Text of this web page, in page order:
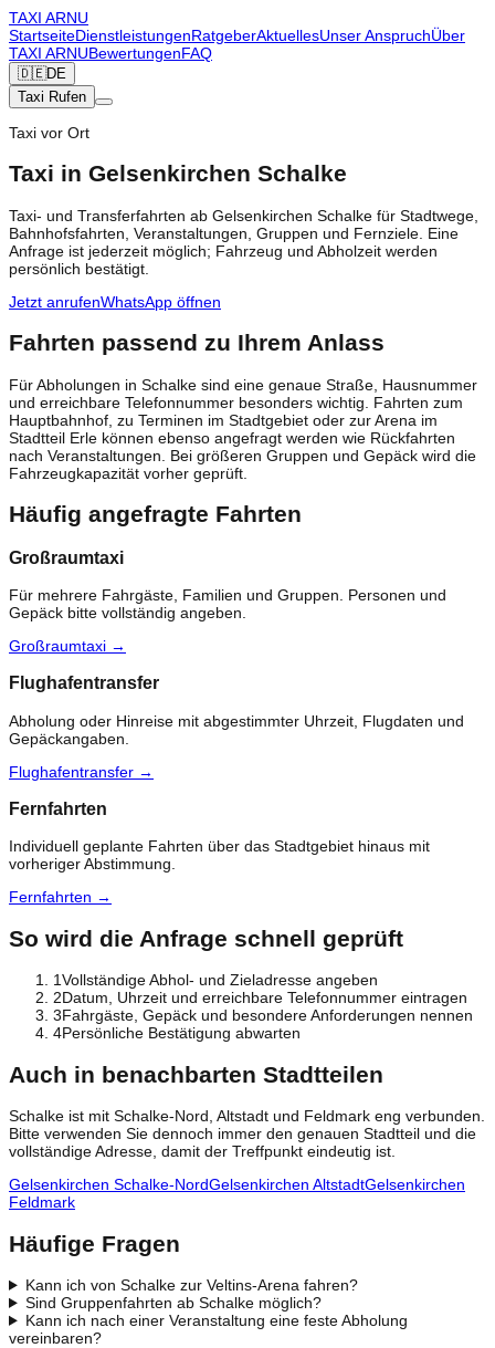
TAXI ARNU
StartseiteDienstleistungenRatgeberAktuellesUnser AnspruchÜber
TAXI ARNUBewertungenFAQ
🇩🇪DE
Taxi Rufen
Taxi vor Ort
Taxi in Gelsenkirchen Schalke
Taxi- und Transferfahrten ab Gelsenkirchen Schalke für Stadtwege,
Bahnhofsfahrten, Veranstaltungen, Gruppen und Fernziele. Eine
Anfrage ist jederzeit möglich; Fahrzeug und Abholzeit werden
persönlich bestätigt.
Jetzt anrufenWhatsApp öffnen
Fahrten passend zu Ihrem Anlass
Für Abholungen in Schalke sind eine genaue Straße, Hausnummer
und erreichbare Telefonnummer besonders wichtig. Fahrten zum
Hauptbahnhof, zu Terminen im Stadtgebiet oder zur Arena im
Stadtteil Erle können ebenso angefragt werden wie Rückfahrten
nach Veranstaltungen. Bei größeren Gruppen und Gepäck wird die
Fahrzeugkapazität vorher geprüft.
Häufig angefragte Fahrten
Großraumtaxi
Für mehrere Fahrgäste, Familien und Gruppen. Personen und
Gepäck bitte vollständig angeben.
Großraumtaxi →
Flughafentransfer
Abholung oder Hinreise mit abgestimmter Uhrzeit, Flugdaten und
Gepäckangaben.
Flughafentransfer →
Fernfahrten
Individuell geplante Fahrten über das Stadtgebiet hinaus mit
vorheriger Abstimmung.
Fernfahrten →
So wird die Anfrage schnell geprüft
1Vollständige Abhol- und Zieladresse angeben
2Datum, Uhrzeit und erreichbare Telefonnummer eintragen
3Fahrgäste, Gepäck und besondere Anforderungen nennen
4Persönliche Bestätigung abwarten
Auch in benachbarten Stadtteilen
Schalke ist mit Schalke-Nord, Altstadt und Feldmark eng verbunden.
Bitte verwenden Sie dennoch immer den genauen Stadtteil und die
vollständige Adresse, damit der Treffpunkt eindeutig ist.
Gelsenkirchen Schalke-NordGelsenkirchen AltstadtGelsenkirchen
Feldmark
Häufige Fragen
Kann ich von Schalke zur Veltins-Arena fahren?
Sind Gruppenfahrten ab Schalke möglich?
Kann ich nach einer Veranstaltung eine feste Abholung
vereinbaren?